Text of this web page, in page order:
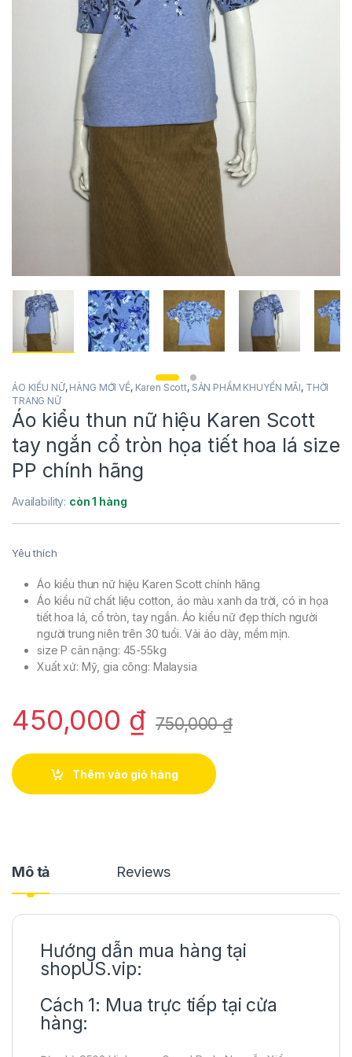
ÁO KIỂU NỮ, HÀNG MỚI VỀ, Karen Scott, SẢN PHẨM KHUYẾN MÃI, THỜI
TRANG NỮ
Áo kiểu thun nữ hiệu Karen Scott
tay ngắn cổ tròn họa tiết hoa lá size
PP chính hãng
Availability: còn 1 hàng
Yêu thích
Áo kiểu thun nữ hiệu Karen Scott chính hãng
Áo kiểu nữ chất liệu cotton, áo màu xanh da trời, có in họa
tiết hoa lá, cổ tròn, tay ngắn. Áo kiểu nữ đẹp thích người
người trung niên trên 30 tuổi. Vải áo dày, mềm mịn.
size P cân nặng: 45-55kg
Xuất xứ: Mỹ, gia công: Malaysia
450,000 ₫ 750,000₫
Thêm vào giỏ hàng
Mô tả Reviews
Hướng dẫn mua hàng tại
shopUS.vip:
Cách 1: Mua trực tiếp tại cửa
hàng: